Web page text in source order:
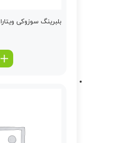
بلبرینگ سوزوکی ویتارا